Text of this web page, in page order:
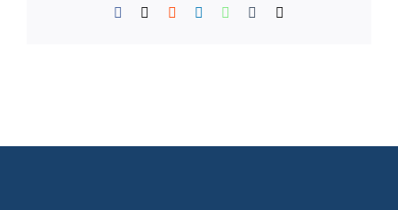
Facebook Reddit LinkedInWhatsApp
Tumblr